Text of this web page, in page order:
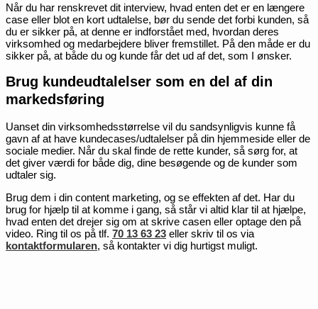
Når du har renskrevet dit interview, hvad enten det er en længere
case eller blot en kort udtalelse, bør du sende det forbi kunden, så
du er sikker på, at denne er indforstået med, hvordan deres
virksomhed og medarbejdere bliver fremstillet. På den måde er du
sikker på, at både du og kunde får det ud af det, som I ønsker.
Brug kundeudtalelser som en del af din
markedsføring
Uanset din virksomhedsstørrelse vil du sandsynligvis kunne få
gavn af at have kundecases/udtalelser på din hjemmeside eller de
sociale medier. Når du skal finde de rette kunder, så sørg for, at
det giver værdi for både dig, dine besøgende og de kunder som
udtaler sig.
Brug dem i din content marketing, og se effekten af det. Har du
brug for hjælp til at komme i gang, så står vi altid klar til at hjælpe,
hvad enten det drejer sig om at skrive casen eller optage den på
video. Ring til os på tlf. 70 13 63 23 eller skriv til os via
kontaktformularen, så kontakter vi dig hurtigst muligt.